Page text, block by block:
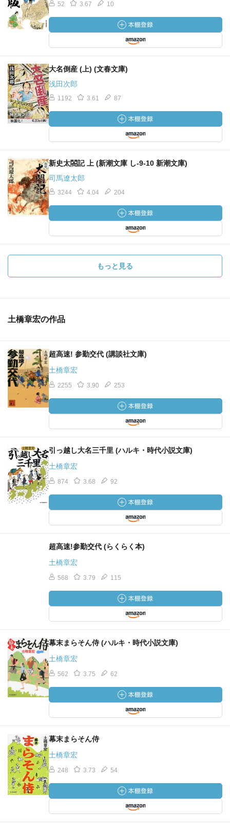
52 3.67 10
大名倒産 (上) (文春文庫)
浅田次郎
1192 3.61 87
新史太閤記 上 (新潮文庫 し-9-10 新潮文庫)
司馬遼太郎
3244 4.04 204
もっと見る
土橋章宏の作品
超高速! 参勤交代 (講談社文庫)
土橋章宏
2255 3.90 253
引っ越し大名三千里 (ハルキ・時代小説文庫)
土橋章宏
874 3.68 92
超高速!参勤交代 (らくらく本)
土橋章宏
568 3.79 115
幕末まらそん侍 (ハルキ・時代小説文庫)
土橋章宏
562 3.75 62
幕末まらそん侍
土橋章宏
248 3.73 54